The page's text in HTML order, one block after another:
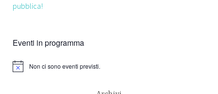
pubblica!
Eventi in programma
Non ci sono eventi previsti.